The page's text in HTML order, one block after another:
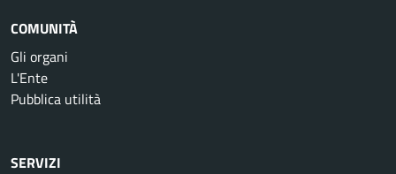
COMUNITÀ
Gli organi
L'Ente
Pubblica utilità
SERVIZI